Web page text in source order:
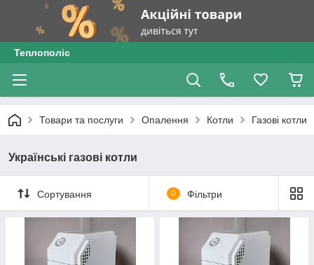
Теплополіс
Товари та послуги Опалення Котли Газові котли
Українські газові котли
Сортування 0 Фільтри